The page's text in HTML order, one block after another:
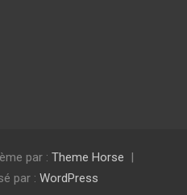
par : Theme Horse
par : WordPress